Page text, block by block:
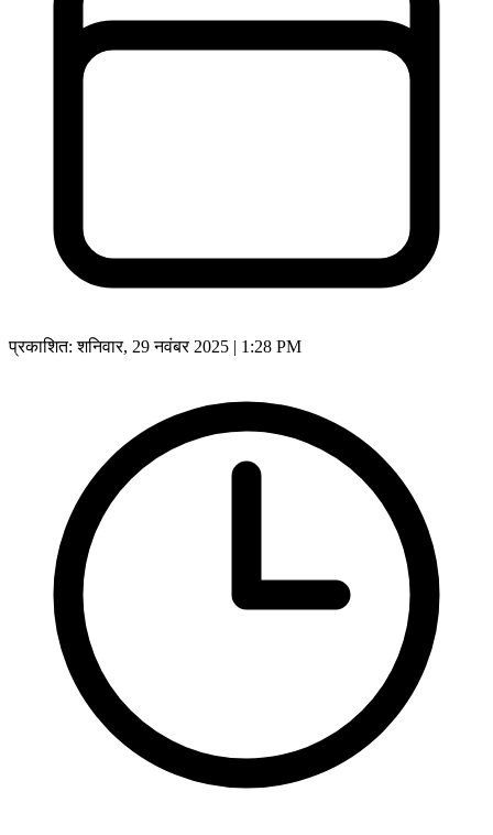
प्रकाशित:शनिवार, 29 नवंबर 2025 | 1:28 PM